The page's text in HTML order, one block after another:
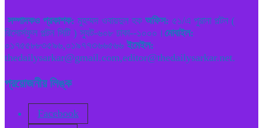
সম্পাদকও প্রকাশক: মুহম্মদ ওবায়দুল হক অফিস: ৫১/এ পুরানা পল্টন (
রিসোর্সফুল পল্টন সিটি ) স্যুট-৬০৮ ঢাকা--১০০০। মোবাইল:
০১৭৫৫৮৮৩৫৯৬,০১৯৭৭৩৬৬৫৬৬ ইমেইল:
thedailysarkar@gmail.com,editor@thedailysarkar.net.
প্রয়োজনীয় লিঙ্ক
Facebook